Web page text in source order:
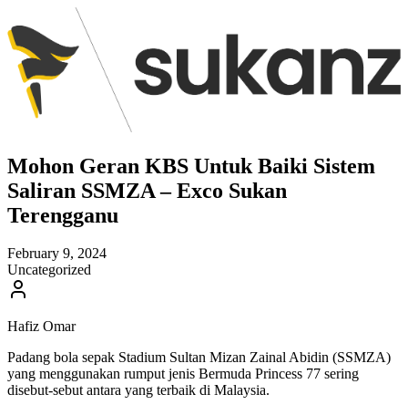
Mohon Geran KBS Untuk Baiki Sistem
Saliran SSMZA – Exco Sukan
Terengganu
February 9, 2024
Uncategorized
Hafiz Omar
Padang bola sepak Stadium Sultan Mizan Zainal Abidin (SSMZA)
yang menggunakan rumput jenis Bermuda Princess 77 sering
disebut-sebut antara yang terbaik di Malaysia.